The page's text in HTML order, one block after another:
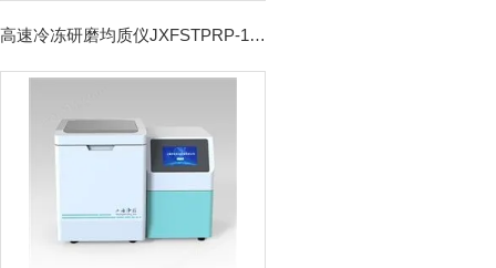
高速冷冻研磨均质仪JXFSTPRP-192CL